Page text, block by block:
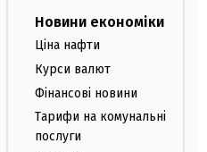
Новини економіки
Ціна нафти
Курси валют
Фінансові новини
Тарифи на комунальні
послуги